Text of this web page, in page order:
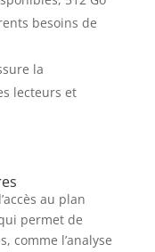
besoins de
la
lecteurs et
au plan
permet de
comme l’analyse